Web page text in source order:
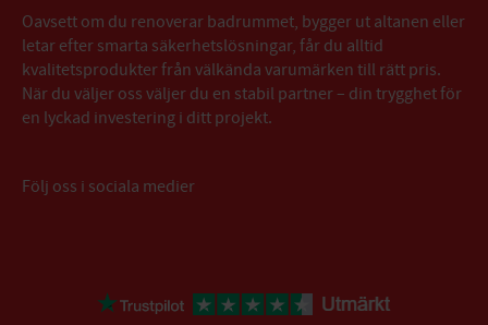
Oavsett om du renoverar badrummet, bygger ut altanen eller
letar efter smarta säkerhetslösningar, får du alltid
kvalitetsprodukter från välkända varumärken till rätt pris.
När du väljer oss väljer du en stabil partner – din trygghet för
en lyckad investering i ditt projekt.
Följ oss i sociala medier